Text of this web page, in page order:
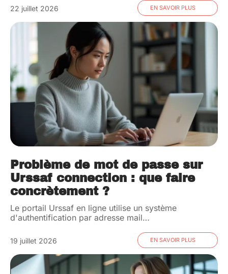
22 juillet 2026 EN SAVOIR PLUS
Problème de mot de passe sur
Urssaf connection : que faire
concrètement ?
Le portail Urssaf en ligne utilise un système
d'authentification par adresse mail…
19 juillet 2026 EN SAVOIR PLUS